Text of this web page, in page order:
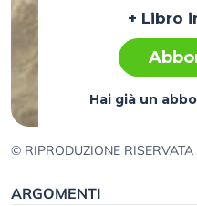
+ Libro
Hai già un
© RIPRODUZIONE RISERVATA
ARGOMENTI